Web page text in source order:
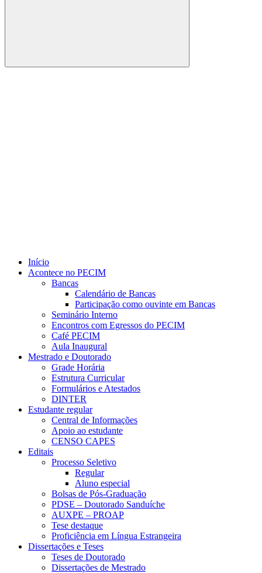
Buscar
Início
Acontece no PECIM
Bancas
Calendário de Bancas
Participação como ouvinte em Bancas
Seminário Interno
Encontros com Egressos do PECIM
Café PECIM
Aula Inaugural
Mestrado e Doutorado
Grade Horária
Estrutura Curricular
Formulários e Atestados
DINTER
Estudante regular
Central de Informações
Apoio ao estudante
CENSO CAPES
Editais
Processo Seletivo
Regular
Aluno especial
Bolsas de Pós-Graduação
PDSE – Doutorado Sanduíche
AUXPE – PROAP
Tese destaque
Proficiência em Língua Estrangeira
Dissertações e Teses
Teses de Doutorado
Dissertações de Mestrado